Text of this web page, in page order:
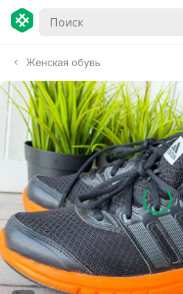
Женская обувь